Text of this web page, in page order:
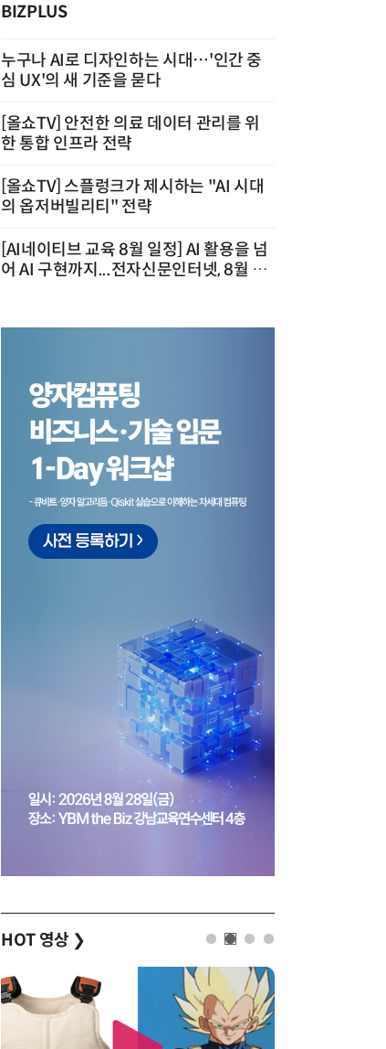
BIZPLUS
누구나 AI로 디자인하는 시대…'인간 중
심 UX'의 새 기준을 묻다
[올쇼TV] 안전한 의료 데이터 관리를 위
한 통합 인프라 전략
[올쇼TV] 스플렁크가 제시하는 "AI 시대
의 옵저버빌리티" 전략
[AI네이티브 교육 8월 일정] AI 활용을 넘
어 AI 구현까지...전자신문인터넷, 8월 실
HOT 영상 ❯